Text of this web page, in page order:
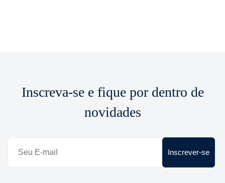
Inscreva-se e fique por dentro de
novidades
Inscrever-se